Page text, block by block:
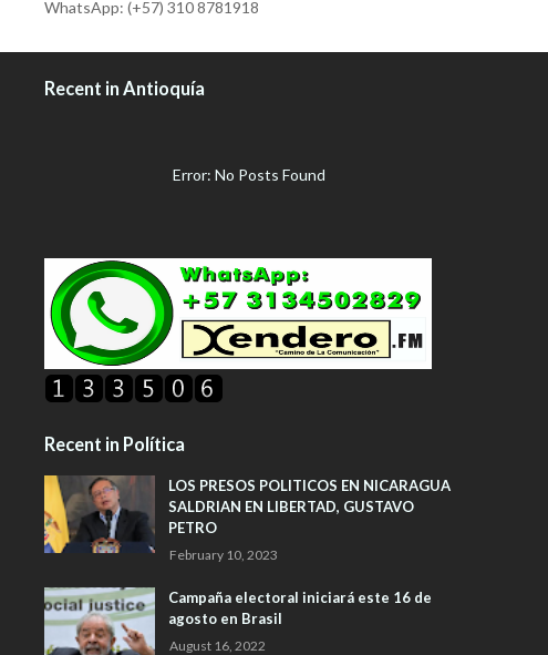
WhatsApp: (+57) 310 8781918
Recent in Antioquía
Error: No Posts Found
Recent in Política
LOS PRESOS POLITICOS EN NICARAGUA
SALDRIAN EN LIBERTAD, GUSTAVO
PETRO
February 10, 2023
Campaña electoral iniciará este 16 de
agosto en Brasil
August 16, 2022